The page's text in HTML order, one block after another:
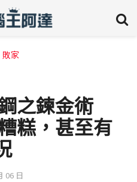
敗家
之鍊金術
糕，甚至有
06 日